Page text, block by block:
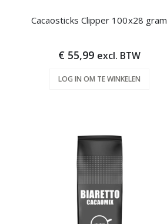
Cacaosticks Clipper 100x28 gram
€ 55,99 excl. BTW
LOG IN OM TE WINKELEN